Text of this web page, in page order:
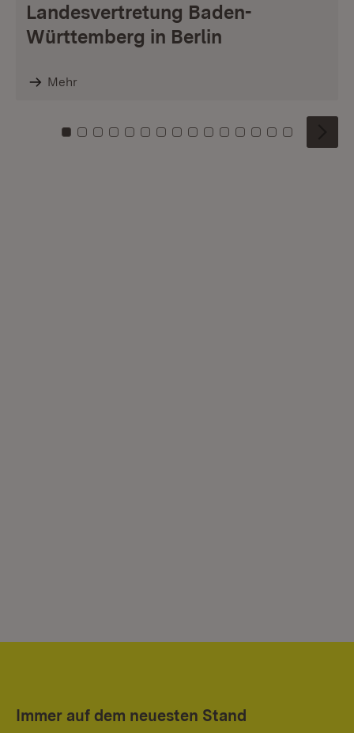
Landesvertretung Baden-
Württemberg in Berlin
Mehr
Zu Kachel: 0
Zu Kachel: 1
Zu Kachel: 2
Zu Kachel: 3
Zu Kachel: 4
Zu Kachel: 5
Zu Kachel: 6
Zu Kachel: 7
Zu Kachel: 8
Zu Kachel: 9
Zu Kachel: 10
Zu Kachel: 11
Zu Kachel: 12
Zu Kachel:
Zu
Immer auf dem neuesten Stand